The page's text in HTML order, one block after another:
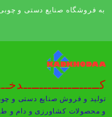
به فروشگاه صنایع دستی و
تولید و فروش صنایع دستی و
و محصولات کشاورزی و دام و